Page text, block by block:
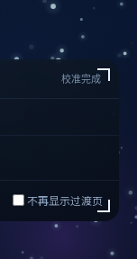
校准完成
不再显示过渡页